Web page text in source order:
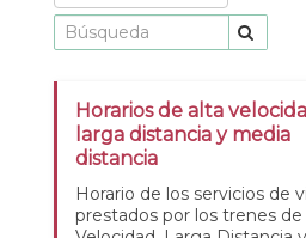
Horarios de alta
larga distancia y media
distancia
Horario de los servicios de
prestados por los trenes de